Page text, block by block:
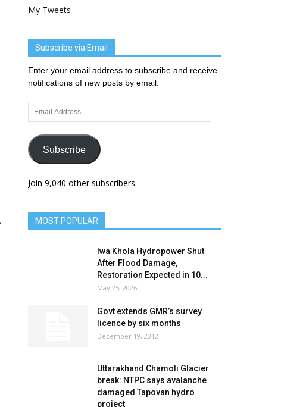
My Tweets
Subscribe via Email
Enter your email address to subscribe and receive
notifications of new posts by email.
Email
Address
Subscribe
Join 9,040 other subscribers
MOST POPULAR
Iwa Khola Hydropower Shut
After Flood Damage,
Restoration Expected in 10...
May 25, 2026
Govt extends GMR’s survey
licence by six months
December 19, 2012
Uttarakhand Chamoli Glacier
break: NTPC says avalanche
damaged Tapovan hydro
project